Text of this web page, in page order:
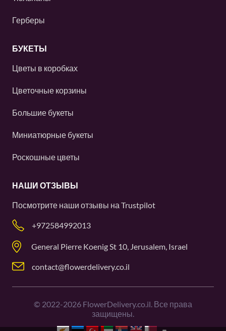
Герберы
БУКЕТЫ
Цветы в коробках
Цветочные корзины
Большие букеты
Миниатюрные букеты
Роскошные цветы
НАШИ ОТЗЫВЫ
Посмотрите наши отзывы на Trustpilot
+972584992013
General Pierre Koenig St 10, Jerusalem, Israel
contact@flowerdelivery.co.il
© 2022-2026 FlowerDelivery.co.il. Все права
защищены.